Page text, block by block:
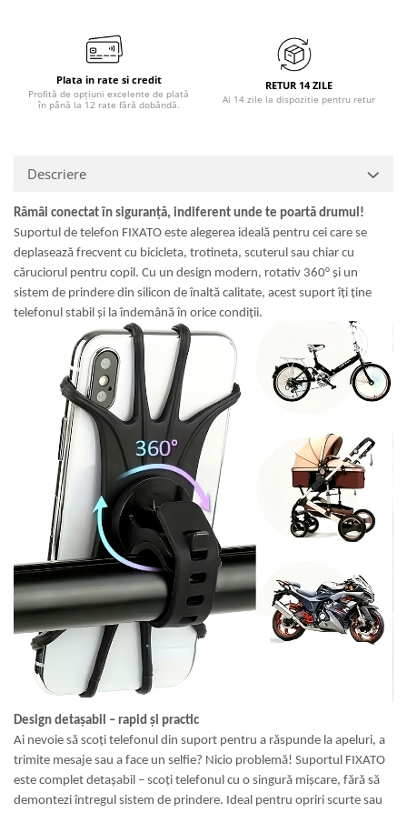
Plata in rate si credit
Profită de opțiuni excelente de plată
în până la 12 rate fără dobândă.
RETUR 14 ZILE
Ai 14 zile la dispozitie pentru retur
Descriere
Rămâi conectat în siguranță, indiferent unde te poartă drumul!
Suportul de telefon FIXATO este alegerea ideală pentru cei care se
deplasează frecvent cu bicicleta, trotineta, scuterul sau chiar cu
căruciorul pentru copil. Cu un design modern, rotativ 360° și un
sistem de prindere din silicon de înaltă calitate, acest suport îți ține
telefonul stabil și la îndemână în orice condiții.
Design detașabil – rapid și practic
Ai nevoie să scoți telefonul din suport pentru a răspunde la apeluri, a
trimite mesaje sau a face un selfie? Nicio problemă! Suportul FIXATO
este complet detașabil – scoți telefonul cu o singură mișcare, fără să
demontezi întregul sistem de prindere. Ideal pentru opriri scurte sau